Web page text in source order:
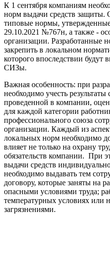
К 1 сентября компаниям
норм выдачи средств
типовые нормы,
29.10.2021 №767н, а также -
организации. Разработанные
закрепить в локальном
которого впоследствии будут
СИЗы.
Важная особенность: при
необходимо учесть
проведенной в компании,
для каждой категории
профессионального союза
организации. Каждый из
локальных норм необходимо
влияет не только на охрану
обязательств компании. При
выдачи средств
необходимо выдавать тем
договору, которые заняты на
опасными условиями труда;
температурных условиях или
загрязнениями.